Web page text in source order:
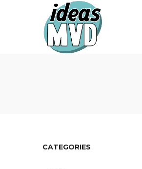
Ideas
Ideas
CATEGORIES